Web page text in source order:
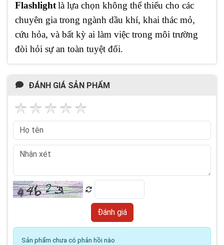
Flashlightlà lựa chọn không thể thiếu cho các
chuyên gia trong ngành dầu khí, khai thác mỏ,
cứu hỏa, và bất kỳ ai làm việc trong môi trường
đòi hỏi sự an toàn tuyệt đối.
ĐÁNH GIÁ SẢN PHẨM
Sản phẩm chưa có phản hồi nào